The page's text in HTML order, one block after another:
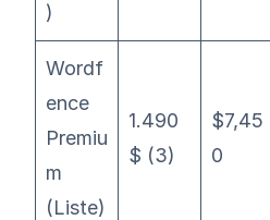
)
Wordf
ence
Premiu
m
(Liste)
1.490
$ (3)
$7,45
0